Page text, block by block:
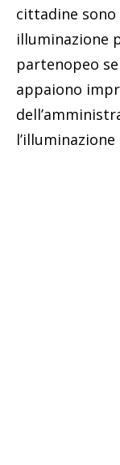
cittadine
illuminazione
partenopeo
appaiono